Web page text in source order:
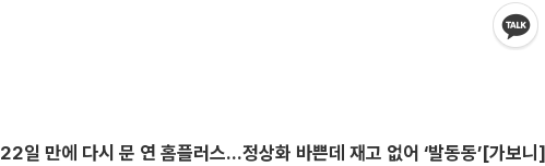
22일 만에 다시 문 연 홈플러스…정상화 바쁜데 재고 없어 ‘발동동’[가보니]